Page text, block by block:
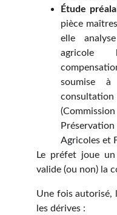
Étude
pièce
elle
agricole
soumise
Agricoles et
Le préfet joue
valide (ou non) la
Une fois autorisé,
les dérives :